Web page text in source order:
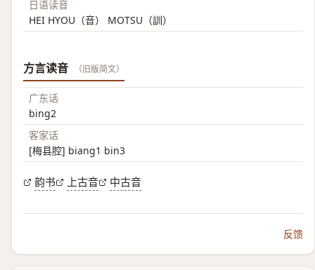
日语读音
HEI HYOU（音） MOTSU（訓）
方言读音 （旧版简文）
广东话
bing2
客家话
[梅县腔] biang1 bin3
韵书 上古音 中古音
反馈